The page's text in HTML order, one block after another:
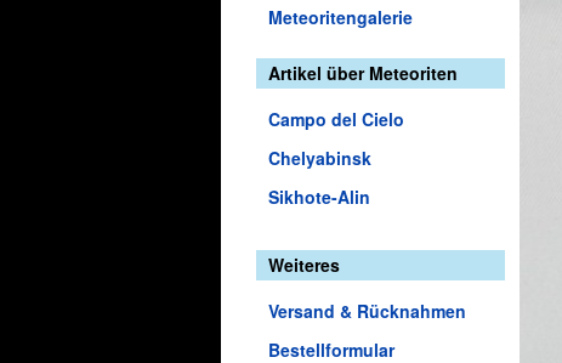
Meteoritengalerie
Artikel über Meteoriten
Campo del Cielo
Chelyabinsk
Sikhote-Alin
Weiteres
Versand & Rücknahmen
Bestellformular